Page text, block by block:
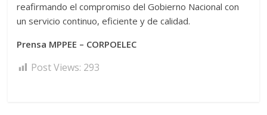
reafirmando el compromiso del Gobierno Nacional con
un servicio continuo, eficiente y de calidad.
Prensa MPPEE – CORPOELEC
Post Views: 293